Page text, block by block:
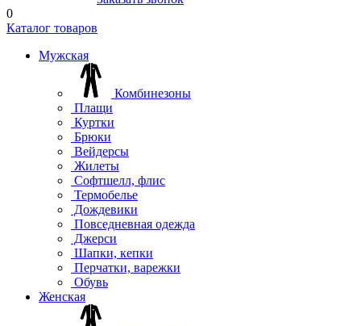
0
Каталог товаров
Мужская
Комбинезоны
Плащи
Куртки
Брюки
Вейдерсы
Жилеты
Софтшелл, флис
Термобелье
Дождевики
Повседневная одежда
Джерси
Шапки, кепки
Перчатки, варежки
Обувь
Женская